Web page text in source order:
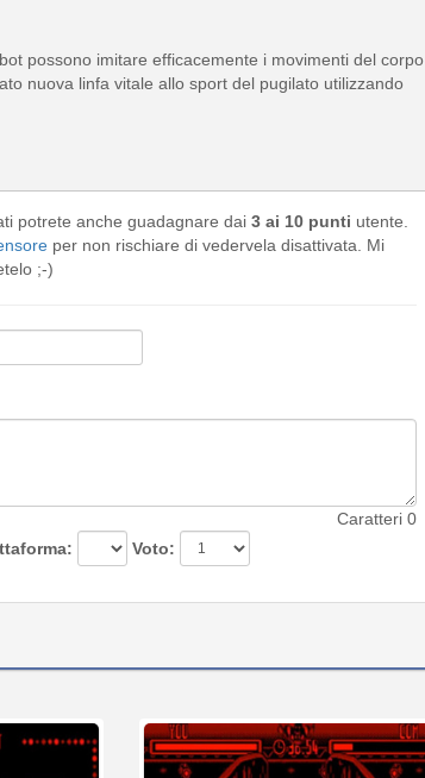
possono imitare efficacemente i movimenti del corpo
nuova linfa vitale allo sport del pugilato utilizzando
potrete anche guadagnare dai 3 ai 10 punti utente.
per non rischiare di vedervela disattivata. Mi
;-)
Caratteri 0
Voto: